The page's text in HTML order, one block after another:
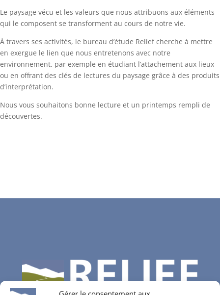
Le paysage vécu et les valeurs que nous attribuons aux éléments
qui le composent se transforment au cours de notre vie.
À travers ses activités, le bureau d’étude Relief cherche à mettre
en exergue le lien que nous entretenons avec notre
environnement, par exemple en étudiant l’attachement aux lieux
ou en offrant des clés de lectures du paysage grâce à des produits
d’interprétation.
Nous vous souhaitons bonne lecture et un printemps rempli de
découvertes.